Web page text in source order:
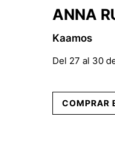
ANNA
Kaamos
Del 27 al 30
COMPRAR